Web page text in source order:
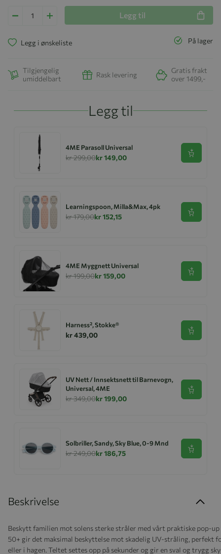
Legg til
På lager
Legg i ønskeliste
Tilgjengelig
umiddelbart
Rask levering
Gratis frakt
over 1499,-
Legg til
4ME Parasoll Universal
kr 299,00kr 149,00 Se
Learningspoon, Milla&Max, 4pk
kr 179,00kr 152,15 Se
4ME Myggnett Universal
kr 199,00kr 159,00 Se
Harness², Stokke®
kr 439,00 Se
UV Nett / Innsektsnett til Barnevogn,
Universal, 4ME
kr 349,00kr 199,00
Se
Solbriller, Sandy, Sky Blue, 0-9 Mnd
kr 249,00kr 186,75 Se
Beskrivelse
Beskytt familien mot solens sterke stråler med vårt praktiske pop-
50+ gir det maksimal beskyttelse mot skadelig UV-stråling, perfekt
eller i hagen. Teltet settes opp på sekunder og gir en sval og trygg